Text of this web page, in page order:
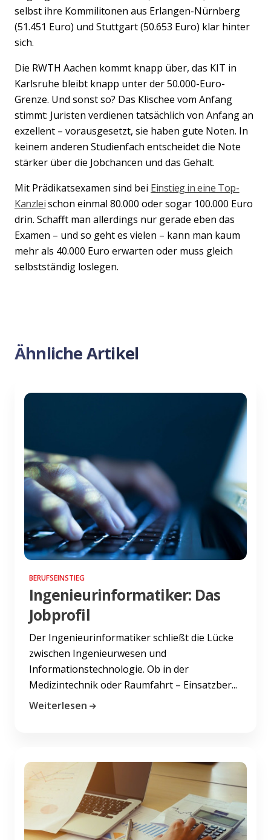
selbst ihre Kommilitonen aus Erlangen-Nürnberg
(51.451 Euro) und Stuttgart (50.653 Euro) klar hinter
sich.
Die RWTH Aachen kommt knapp über, das KIT in
Karlsruhe bleibt knapp unter der 50.000-Euro-
Grenze. Und sonst so? Das Klischee vom Anfang
stimmt: Juristen verdienen tatsächlich von Anfang an
exzellent – vorausgesetzt, sie haben gute Noten. In
keinem anderen Studienfach entscheidet die Note
stärker über die Jobchancen und das Gehalt.
Mit Prädikatsexamen sind bei Einstieg in eine Top-
Kanzleischon einmal 80.000 oder sogar 100.000 Euro
drin. Schafft man allerdings nur gerade eben das
Examen – und so geht es vielen – kann man kaum
mehr als 40.000 Euro erwarten oder muss gleich
selbstständig loslegen.
Ähnliche Artikel
BERUFSEINSTIEG
Ingenieurinformatiker: Das
Jobprofil
Der Ingenieurinformatiker schließt die Lücke
zwischen Ingenieurwesen und
Informationstechnologie. Ob in der
Medizintechnik oder Raumfahrt – Einsatzber...
Weiterlesen